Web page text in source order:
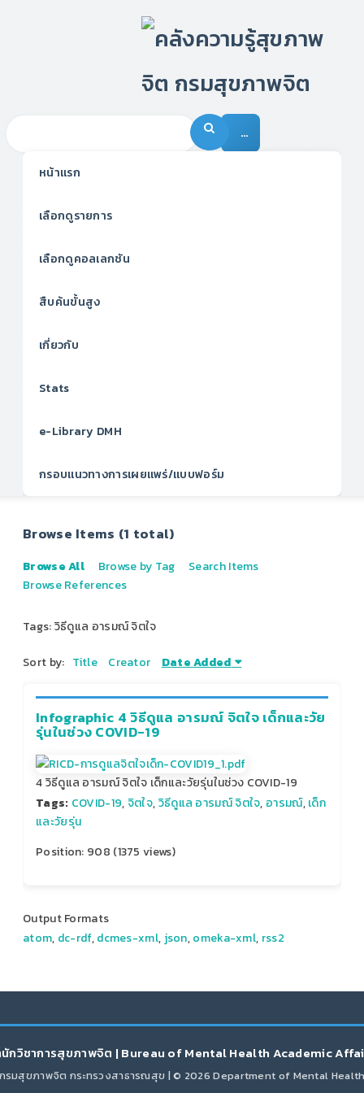
…
หน้าแรก
เลือกดูรายการ
เลือกดูคอลเลกชัน
สืบค้นขั้นสูง
เกี่ยวกับ
Stats
e-Library DMH
กรอบแนวทางการเผยแพร่/แบบฟอร์ม
Browse Items (1 total)
Browse All Browse by Tag
Search Items
Browse References
Tags: วิธีดูแล อารมณ์ จิตใจ
Sort by: Title Creator Date Added
Infographic 4 วิธีดูแล อารมณ์ จิตใจ เด็กและวัย
รุ่นในช่วง COVID-19
4 วิธีดูแล อารมณ์ จิตใจ เด็กและวัยรุ่นในช่วง COVID-19
Tags: COVID-19,จิตใจ,วิธีดูแล อารมณ์ จิตใจ, อารมณ์,เด็ก
และวัยรุ่น
Position: 908 (1375 views)
Output Formats
atom, dc-rdf,dcmes-xml, json,omeka-xml, rss2
กวิชาการสุขภาพจิต | Bureau of Mental Health Academic
รมสุขภาพจิต กระทรวงสาธารณสุข | © 2026 Department of Mental